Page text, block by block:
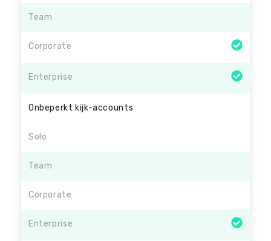
Team
Corporate
Enterprise
Onbeperkt kijk-accounts
Solo
Team
Corporate
Enterprise